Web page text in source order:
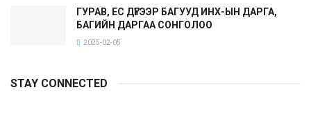
ГУРАВ, ЕС ДҮГЭЭР БАГУУД ИНХ-ЫН ДАРГА,
БАГИЙН ДАРГАА СОНГОЛОО
2025-02-05
STAY CONNECTED